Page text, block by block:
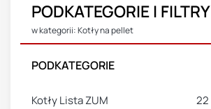
PODKATEGORIE I FILTRY
w kategorii: Kotły na pellet
PODKATEGORIE
Kotły Lista ZUM
22